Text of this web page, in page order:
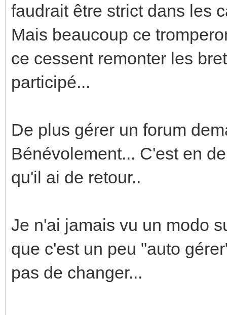
faudrait être strict dans les
Mais beaucoup ce
ce cessent remonter les
participé...
De plus gérer un forum
Bénévolement... C'est en
qu'il ai de retour..
Je n'ai jamais vu un modo
que c'est un peu "auto
pas de changer...